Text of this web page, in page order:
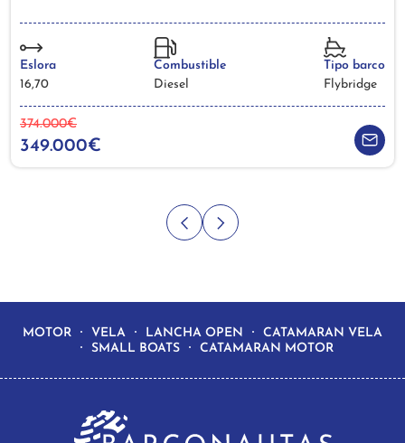
Eslora
16,70
Combustible
Diesel
Tipo barco
Flybridge
374.000€
349.000€
MOTOR VELA LANCHA OPEN
CATAMARAN VELA
SMALL BOATS
CATAMARAN MOTOR